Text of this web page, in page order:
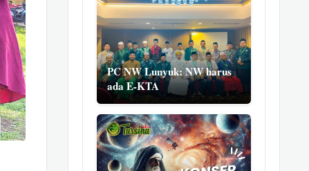
PC NW Lunyuk: NW harus
ada E-KTA